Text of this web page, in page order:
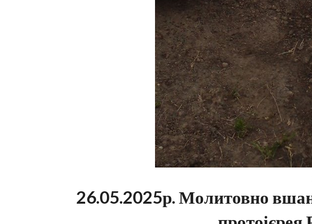
26.05.2025р. Молитовно